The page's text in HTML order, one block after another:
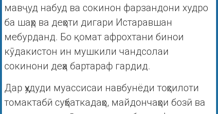
мавҷуд набуд ва сокинон фарзандони худро
ба шаҳр ва деҳоти дигари Истаравшан
мебурданд. Бо қомат афрохтани бинои
кӯдакистон ин мушкили чандсолаи
сокинони деҳа бартараф гардид.
Дар ҳудуди муассисаи навбунёди тоҳсилоти
томактабӣ суҳбаткадаҳо, майдончаҳои бозӣ ва